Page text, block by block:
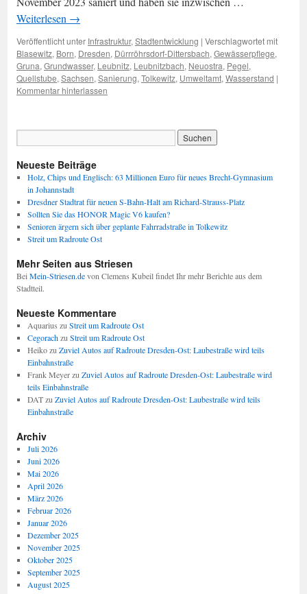
Weiterlesen →
Veröffentlicht unter Infrastruktur, Stadtentwicklung | Verschlagwortet mit
Blasewitz, Born, Dresden, Dürrröhrsdorf-Dittersbach, Gewässerpflege,
Gruna, Grundwasser, Leubnitz, Leubnitzbach, Neuostra, Pegel,
Quellstube, Sachsen, Sanierung, Tolkewitz, Umweltamt, Wasserstand |
Kommentar hinterlassen
Neueste Beiträge
Holz, Chips und Englisch: 63 Millionen Euro für neues Brecht-Gymnasium
in Johannstadt
Dresdner Stadtrat für neuen S-Bahn-Halt am Richard-Strauss-Platz
Sollten Sie das HONOR Magic V6 kaufen?
Senioren ärgern sich über geplante Fahrradstraße in Tolkewitz
Streit um Radroute Ost
Mehr Seiten aus Striesen
Bei Mein-Striesen.devon Clemens Kubeil findet Ihr mehr Berichte aus dem
Stadtteil.
Neueste Kommentare
Aquarius zu Streit um Radroute Ost
Cegorachzu Streit um Radroute Ost
Heikozu Zuviel Autos auf Radroute Dresden-Ost: Laubestraße wird teils
Einbahnstraße
Frank Meyerzu Zuviel Autos auf Radroute Dresden-Ost: Laubestraße wird
teils Einbahnstraße
DATzu Zuviel Autos auf Radroute Dresden-Ost: Laubestraße wird teils
Einbahnstraße
Archiv
Juli 2026
Juni 2026
Mai 2026
April 2026
März 2026
Februar 2026
Januar 2026
Dezember 2025
November 2025
Oktober 2025
September 2025
August 2025